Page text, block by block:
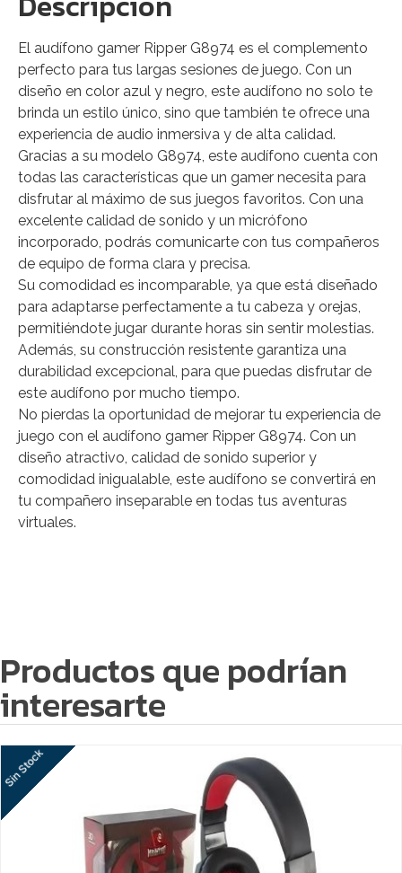
El audífono gamer Ripper G8974 es el complemento
perfecto para tus largas sesiones de juego. Con un
diseño en color azul y negro, este audífono no solo te
brinda un estilo único, sino que también te ofrece una
experiencia de audio inmersiva y de alta calidad.
Gracias a su modelo G8974, este audífono cuenta con
todas las características que un gamer necesita para
disfrutar al máximo de sus juegos favoritos. Con una
excelente calidad de sonido y un micrófono
incorporado, podrás comunicarte con tus compañeros
de equipo de forma clara y precisa.
Su comodidad es incomparable, ya que está diseñado
para adaptarse perfectamente a tu cabeza y orejas,
permitiéndote jugar durante horas sin sentir molestias.
Además, su construcción resistente garantiza una
durabilidad excepcional, para que puedas disfrutar de
este audífono por mucho tiempo.
No pierdas la oportunidad de mejorar tu experiencia de
juego con el audífono gamer Ripper G8974. Con un
diseño atractivo, calidad de sonido superior y
comodidad inigualable, este audífono se convertirá en
tu compañero inseparable en todas tus aventuras
virtuales.
Productos que podrían
interesarte
Sin Stock